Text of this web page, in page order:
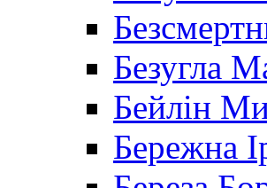
Безугла
Бейлін
Бережна